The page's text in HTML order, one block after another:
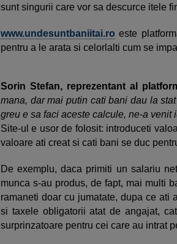
sunt singurii care vor sa descurce itele
www.undesuntbaniitai.ro este
pentru a le arata si celorlalti cum se
Sorin Stefan, reprezentant al
mana, dar mai putin cati bani dau la
greu e sa faci aceste calcule, ne-a venit
Site-ul e usor de folosit: introduceti
valoare ati creat si cati bani se duc
De exemplu, daca primiti un salariu
munca s-au produs, de fapt, mai multi
ramaneti doar cu jumatate, dupa ce ati
si taxele obligatorii atat de angajat,
surprinzatoare pentru cei care au intrat